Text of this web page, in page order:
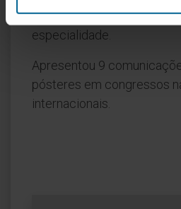
Participou na elaboração
especialidade.
Apresentou 9
pósteres em congressos
internacionais.